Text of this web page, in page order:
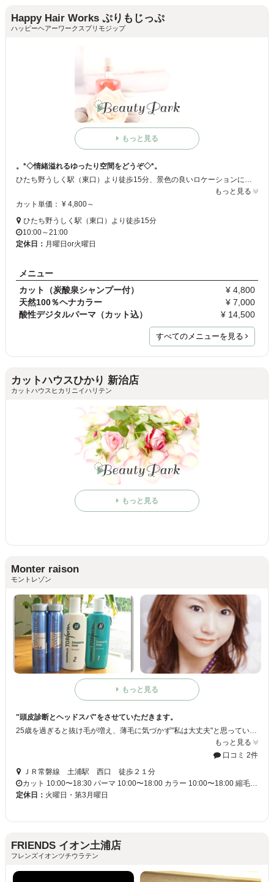
Happy Hair Works ぷりもじっぷ
ハッピーヘアーワークスプリモジップ
もっと見る
。*◇情緒溢れるゆったり空間をどうぞ◇*。
ひたち野うしく駅（東口）より徒歩15分、景色の良いロケーションにある落ち着いたサロン☆ 木目の広々したスペースにモダンな和のテイストが心地良い♪ カットはモチロン！髪のきれいさをとことん追求したサロンは、傷みに悩んでいる人の救世主!! ヘアダメージにお困りの方は是非！
もっと見る
カット単価： ¥ 4,800～
ひたち野うしく駅（東口）より徒歩15分
10:00～21:00
定休日： 月曜日or火曜日
メニュー
カット（炭酸泉シャンプー付）
¥ 4,800
天然100％ヘナカラー
¥ 7,000
酸性デジタルパーマ（カット込）
¥ 14,500
すべてのメニューを見る
カットハウスひかり 新治店
カットハウスヒカリニイハリテン
もっと見る
Monter raison
モントレゾン
もっと見る
"頭皮診断とヘッドスパ"をさせていただきます。
25歳を過ぎると抜け毛が増え、薄毛に気づかず"私は大丈夫"と思っているお客様にも、実際どのくらい悪化しているかハッキリご説明いたします。 早期発見さえできれば、適切な自宅ケアだけでも、抜け毛・薄毛は予防できます！手遅れにならないためにも、早期点検をして、しっかりと頭皮のコンディションを整えて下さい！
もっと見る
口コミ 2件
ＪＲ常磐線 土浦駅 西口 徒歩２１分
カット 10:00〜18:30 パーマ 10:00〜18:00 カラー 10:00〜18:00 縮毛…
定休日： 火曜日・第3月曜日
FRIENDS イオン土浦店
フレンズイオンツチウラテン